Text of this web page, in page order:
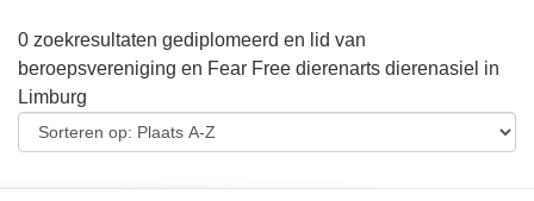
0 zoekresultaten gediplomeerd en lid van
beroepsvereniging en Fear Free dierenarts dierenasiel in
Limburg